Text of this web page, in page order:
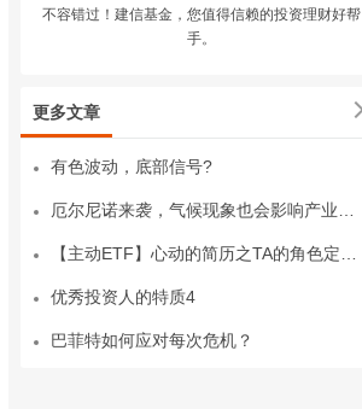
不容错过！建信基金，您值得信赖的投资理财好帮
手。
更多文章
有色波动，底部信号?
优秀投资人的特质4
巴菲特如何应对每次危机？